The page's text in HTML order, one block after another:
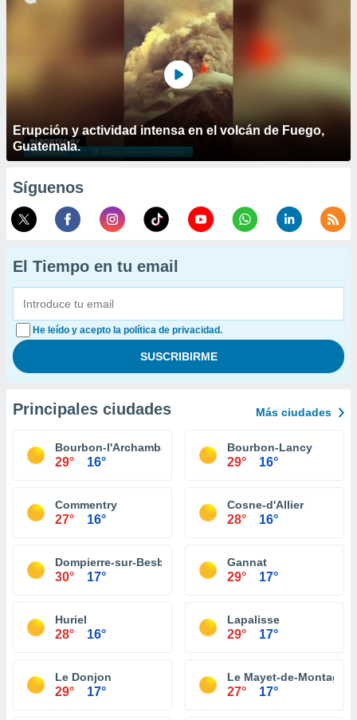
Erupción y actividad intensa en el volcán de Fuego,
Guatemala.
Síguenos
El Tiempo en tu email
He leído y acepto la política de privacidad.
Principales ciudades Más ciudades
Bourbon-l'Archambault
29° 16°
Bourbon-Lancy
29° 16°
Commentry
27° 16°
Cosne-d'Allier
28° 16°
Dompierre-sur-Besbre
30° 17°
Gannat
29° 17°
Huriel
28° 16°
Lapalisse
29° 17°
Le Donjon
29° 17°
Le Mayet-de-Montagne
27° 17°